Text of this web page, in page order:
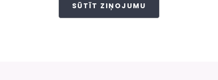
SŪTĪT ZIŅOJUMU